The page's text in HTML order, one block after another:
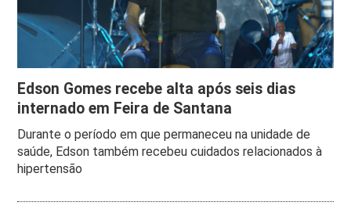
Edson Gomes recebe alta após seis dias
internado em Feira de Santana
Durante o período em que permaneceu na unidade de
saúde, Edson também recebeu cuidados relacionados à
hipertensão